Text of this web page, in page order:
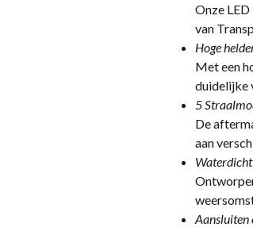
Onze
van
Hoge
Met een
duidelijke
5
De
aan
Waterdicht
Aansluiten